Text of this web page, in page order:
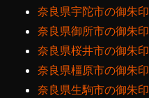
奈良県宇陀市の御朱印
奈良県御所市の御朱印
奈良県桜井市の御朱印
奈良県橿原市の御朱印
奈良県生駒市の御朱印